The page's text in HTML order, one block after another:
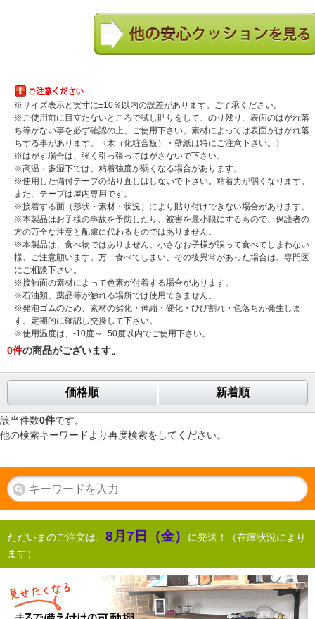
※サイズ表示と実寸に±10％以内の誤差があります。ご了承ください。
※ご使用前に目立たないところで試し貼りをして、のり残り、表面のはがれ落
ち等がない事を必ず確認の上、ご使用下さい。素材によっては表面がはがれ落
ちする事があります。〈木（化粧合板）・壁紙は特にご注意下さい。〉
※はがす場合は、強く引っ張ってはがさないで下さい。
※高温・多湿下では、粘着強度が弱くなる場合があります。
※使用した備付テープの貼り直しはしないで下さい。粘着力が弱くなります。
また、テープは屋内専用です。
※接着する面（形状・素材・状況）により貼り付けできない場合があります。
※本製品はお子様の事故を予防したり、被害を最小限にするもので、保護者の
方の万全な注意と配慮に代わるものではありません。
※本製品は、食べ物ではありません。小さなお子様が誤って食べてしまわない
様、ご注意願います。万一食べてしまい、その後異常があった場合は、専門医
にご相談下さい。
※接触面の素材によって色素が付着する場合があります。
※石油類、薬品等が触れる場所では使用できません。
※発泡ゴムのため、素材の劣化・伸縮・硬化・ひび割れ・色落ちが発生しま
す。定期的に確認し交換して下さい。
※使用温度は、-10度～+50度以内でご使用下さい。
0件の商品がございます。
価格順 新着順
該当件数0件です。
他の検索キーワードより再度検索をしてください。
ただいまのご注文は、 8月7日（金）
に発送！（在庫状況により
ます）